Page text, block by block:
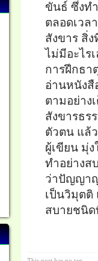
ขันธ์ ซึ่งท
ตลอดเวล
สังขาร สิ่
ไม่มีอะไร
การฝึกธา
อ่านหนังสื
ตามอย่าง
สังขารธร
ตัวตน แล้
ผู้เขียน มุ่
ทำอย่างส
ว่าปัญญา
เป็นวิมุตติ
สบายชนิ